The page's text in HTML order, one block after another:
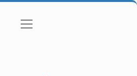
Gizlilik Politikası
menüyü